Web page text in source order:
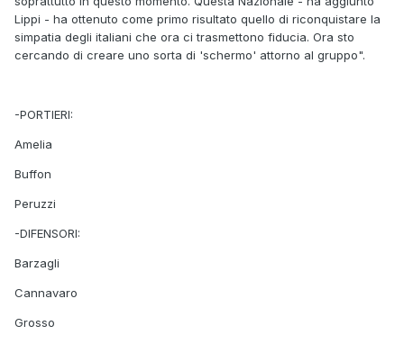
Lippi - ha ottenuto come primo risultato quello di riconquistare la
simpatia degli italiani che ora ci trasmettono fiducia. Ora sto
cercando di creare uno sorta di 'schermo' attorno al gruppo".
-PORTIERI:
Amelia
Buffon
Peruzzi
-DIFENSORI:
Barzagli
Cannavaro
Grosso